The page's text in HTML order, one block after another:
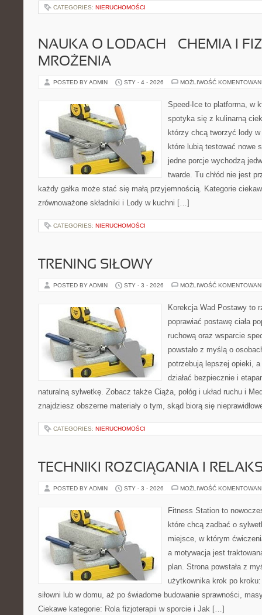
CATEGORIES: NIERUCHOMOŚCI
NAUKA O LODACH – CHEMIA I
MROŻENIA
POSTED BY ADMIN STY - 4 - 2026 MOŻLIWOŚĆ
Speed-Ice to platforma, w
spotyka się z kulinarną
którzy chcą tworzyć lody
które lubią testować nowe
jedne porcje wychodzą
twarde. Tu chłód nie jest
każdy gałka może stać się małą przyjemnością. Kategorie
zrównoważone składniki i Lody w kuchni […]
CATEGORIES: NIERUCHOMOŚCI
TRENING SIŁOWY
POSTED BY ADMIN STY - 3 - 2026 MOŻLIWOŚĆ
Korekcja Wad Postawy to
poprawiać postawę ciała
ruchową oraz wsparcie
powstało z myślą o
potrzebują lepszej opieki,
działać bezpiecznie i
naturalną sylwetkę. Zobacz także Ciąża, połóg i układ ruchu i
znajdziesz obszerne materiały o tym, skąd biorą się
CATEGORIES: NIERUCHOMOŚCI
TECHNIKI ROZCIĄGANIA I
POSTED BY ADMIN STY - 3 - 2026 MOŻLIWOŚĆ
Fitness Station to
które chcą zadbać o
miejsce, w którym
a motywacja jest
plan. Strona powstała z
użytkownika krok po
siłowni lub w domu, aż po świadome budowanie sprawności,
Ciekawe kategorie: Rola fizjoterapii w sporcie i Jak […]